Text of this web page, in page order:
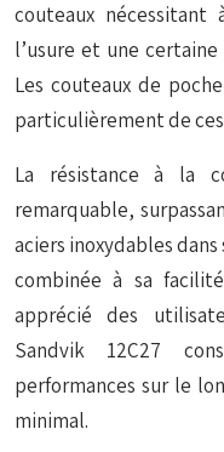
couteaux
l’usure et une
Les couteaux de
particulièrement de
La résistance à la
remarquable,
aciers inoxydables
combinée à sa
apprécié des
Sandvik 12C27
performances sur le
minimal.